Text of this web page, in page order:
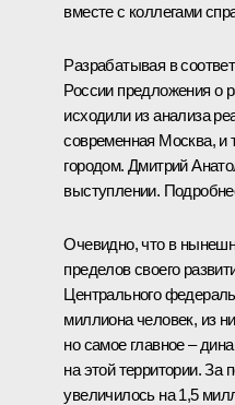
вместе с коллегами
Разрабатывая в
России предложения о
исходили из анализа
современная Москва, и
городом. Дмитрий
выступлении.
Очевидно, что в
пределов своего
Центрального
миллиона человек, из
но самое главное –
на этой территории. За
увеличилось на 1,5